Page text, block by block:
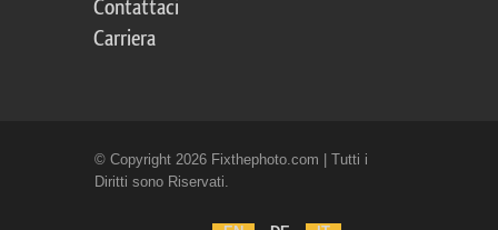
Contattaci
Carriera
© Copyright 2026 Fixthephoto.com | Tutti i
Diritti sono Riservati.